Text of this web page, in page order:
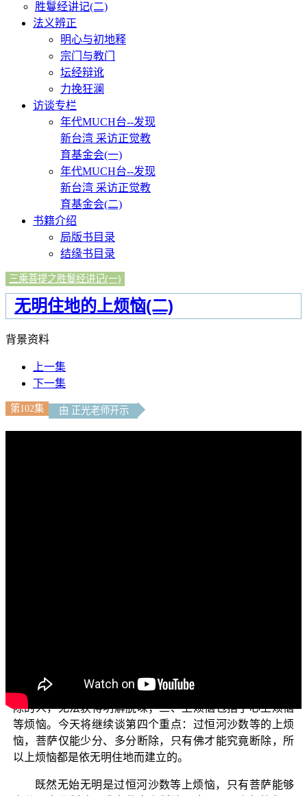
胜鬘经讲记(二)
法义辨正
明心与初地释
宗门与教门
坛经辩讹
力挽狂澜
访谈专栏
年代MUCH台--发现
新台湾 采访正觉教
育基金会(一)
年代MUCH台--发现
新台湾 采访正觉教
育基金会(二)
书籍介绍
局版书目录
结缘书目录
三乘菩提之胜鬘经讲记(一)
无明住地的上烦恼(二)
背景资料
上一集
下一集
第102集 由 正光老师开示
地所说的三个重点如下：一、什么是无明住地？二、无明
住地的上烦恼没有断除、或者仅断除一部分而没有究竟断
除的人，无法获得明解脱味；三、上烦恼包括了心上烦恼
等烦恼。今天将继续谈第四个重点：过恒河沙数等的上烦
恼，菩萨仅能少分、多分断除，只有佛才能究竟断除，所
以上烦恼都是依无明住地而建立的。
既然无始无明是过恒河沙数等上烦恼，只有菩萨能够